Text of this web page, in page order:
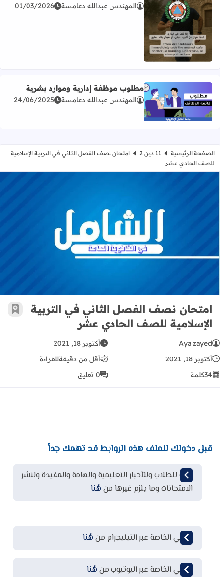
اقرأ المزيد عن تعليمات هامة من الدفاع المدني الفلسطيني
المهندس عبدالله دعامسة 01/03/2026
اقرأ المزيد عن مطلوب موظفة إدارية وموارد بشرية
مطلوب موظفة إدارية وموارد بشرية
المهندس عبدالله دعامسة 24/06/2025
الصفحة الرئيسية 11 دين 2
امتحان نصف الفصل الثاني في التربية الإسلامية
للصف الحادي عشر
امتحان نصف الفصل الثاني في
امتحان نصف الفصل الثاني في التربية
الإسلامية للصف الحادي عشر
أضف
Aya zayed
أكتوبر 18, 2021
أكتوبر 18, 2021
أقل من دقيقةللقراءة
34كلمة 0 تعليق
قبل دخولك للملف هذه الروابط قد تهمك جداً
قناة للطلاب وللأخبار التعليمية والهامة والمفيدة ولنشر
الامتحانات وما يلزم غيرها من هُنا
قناتي الخاصة عبر التيليجرام من هُنا
قناتي الخاصة عبر اليوتيوب من هُنا